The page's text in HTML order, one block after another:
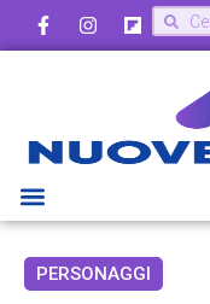
PERSONAGGI